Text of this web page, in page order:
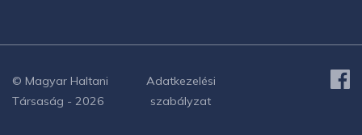
© Magyar Haltani
Társaság - 2026
Adatkezelési
szabályzat